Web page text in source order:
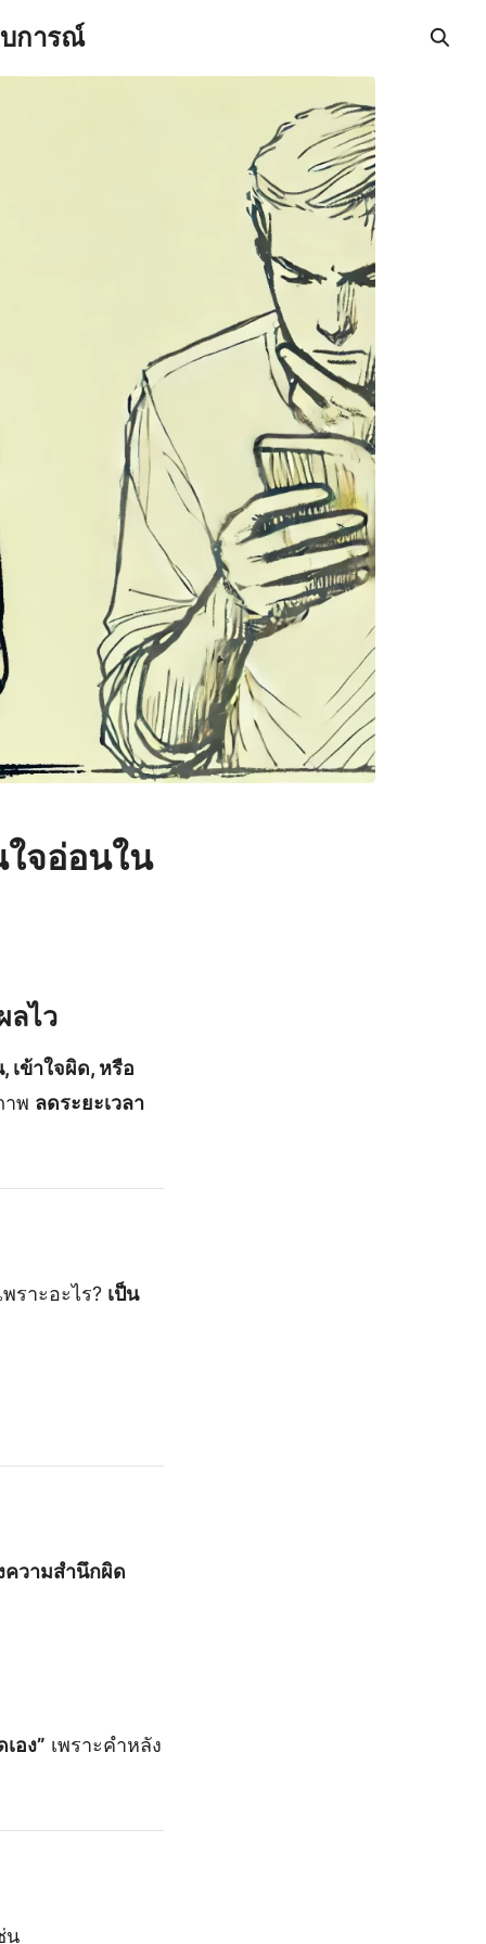
การณ์
จอ่อนใน
ลไว
เข้าใจผิด, หรือ
าพ ลดระยะเวลา
ราะอะไร? เป็น
วามสำนึกผิด
เอง” เพราะคำหลัง
น